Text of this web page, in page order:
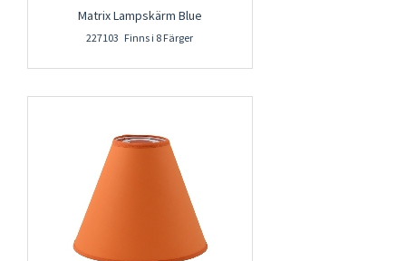
Matrix Lampskärm Blue
227103 Finns i 8 Färger